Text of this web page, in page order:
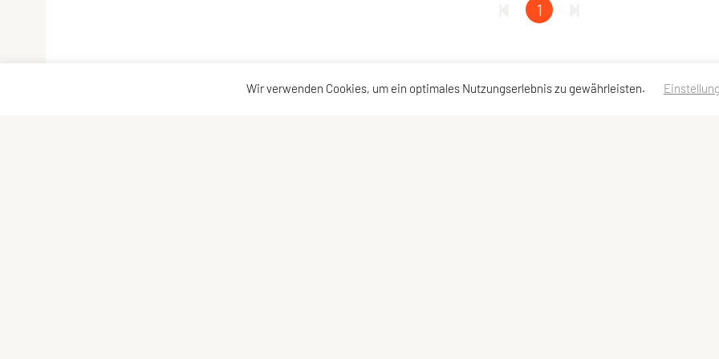
1
Wir verwenden Cookies, um ein optimales Nutzungserlebnis zu gewährleisten.